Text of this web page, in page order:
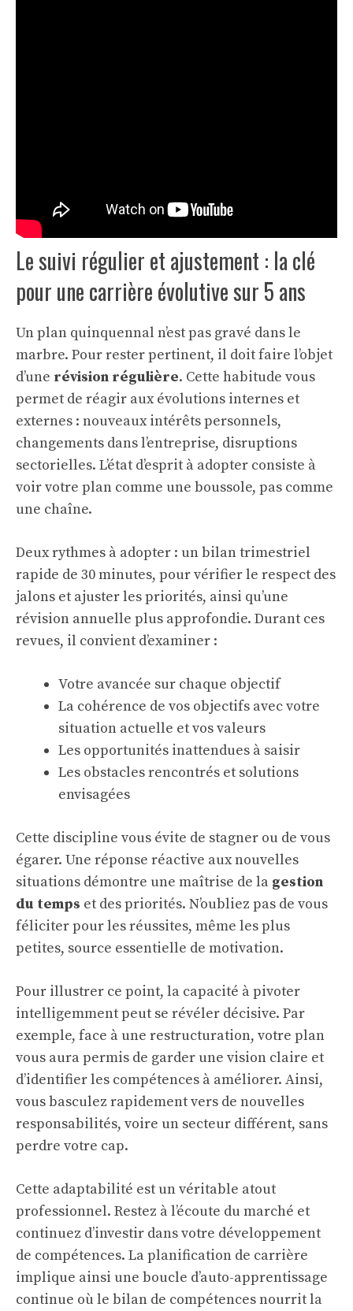
Le suivi régulier et ajustement : la clé
pour une carrière évolutive sur 5 ans
Un plan quinquennal n’est pas gravé dans le
marbre. Pour rester pertinent, il doit faire l’objet
d’une révision régulière. Cette habitude vous
permet de réagir aux évolutions internes et
externes : nouveaux intérêts personnels,
changements dans l’entreprise, disruptions
sectorielles. L’état d’esprit à adopter consiste à
voir votre plan comme une boussole, pas comme
une chaîne.
Deux rythmes à adopter : un bilan trimestriel
rapide de 30 minutes, pour vérifier le respect des
jalons et ajuster les priorités, ainsi qu’une
révision annuelle plus approfondie. Durant ces
revues, il convient d’examiner :
Votre avancée sur chaque objectif
La cohérence de vos objectifs avec votre
situation actuelle et vos valeurs
Les opportunités inattendues à saisir
Les obstacles rencontrés et solutions
envisagées
Cette discipline vous évite de stagner ou de vous
égarer. Une réponse réactive aux nouvelles
situations démontre une maîtrise de la gestion
du temps et des priorités. N’oubliez pas de vous
féliciter pour les réussites, même les plus
petites, source essentielle de motivation.
Pour illustrer ce point, la capacité à pivoter
intelligemment peut se révéler décisive. Par
exemple, face à une restructuration, votre plan
vous aura permis de garder une vision claire et
d’identifier les compétences à améliorer. Ainsi,
vous basculez rapidement vers de nouvelles
responsabilités, voire un secteur différent, sans
perdre votre cap.
Cette adaptabilité est un véritable atout
professionnel. Restez à l’écoute du marché et
continuez d’investir dans votre développement
de compétences. La planification de carrière
implique ainsi une boucle d’auto-apprentissage
continue où le bilan de compétences nourrit la